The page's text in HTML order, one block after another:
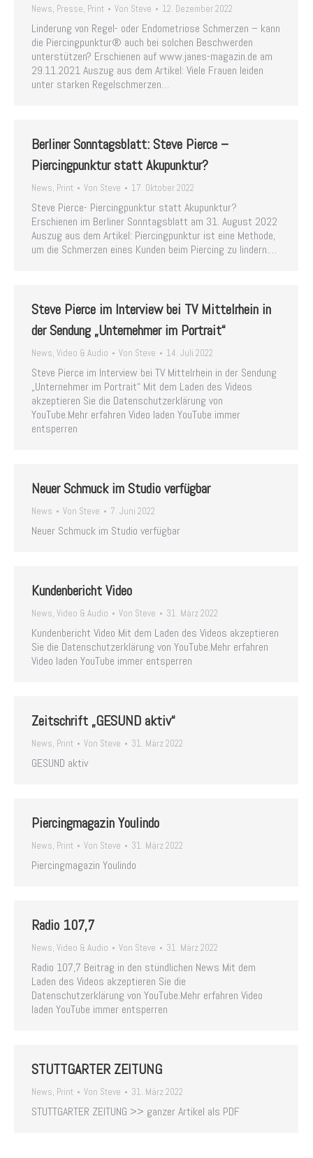
News, Presse, Print Von Steve 12. Dezember 2022
Linderung von Regel- oder Endometriose Schmerzen – kann
die Piercingpunktur® auch bei solchen Beschwerden
unterstützen? Erschienen auf www.janes-magazin.de am
29.11.2021 Auszug aus dem Artikel: Viele Frauen leiden
unter starken Regelschmerzen…
Berliner Sonntagsblatt: Steve Pierce –
Piercingpunktur statt Akupunktur?
News, Print Von Steve 17. Oktober 2022
Steve Pierce- Piercingpunktur statt Akupunktur?
Erschienen im Berliner Sonntagsblatt am 31. August 2022
Auszug aus dem Artikel: Piercingpunktur ist eine Methode,
um die Schmerzen eines Kunden beim Piercing zu lindern.…
Steve Pierce im Interview bei TV Mittelrhein in
der Sendung „Unternehmer im Portrait“
News, Video & Audio Von Steve 14. Juli 2022
Steve Pierce im Interview bei TV Mittelrhein in der Sendung
„Unternehmer im Portrait“ Mit dem Laden des Videos
akzeptieren Sie die Datenschutzerklärung von
YouTube.Mehr erfahren Video laden YouTube immer
entsperren
Neuer Schmuck im Studio verfügbar
News Von Steve 7. Juni 2022
Neuer Schmuck im Studio verfügbar
Kundenbericht Video
News, Video & Audio Von Steve 31. März 2022
Kundenbericht Video Mit dem Laden des Videos akzeptieren
Sie die Datenschutzerklärung von YouTube.Mehr erfahren
Video laden YouTube immer entsperren
Zeitschrift „GESUND aktiv“
News, Print Von Steve 31. März 2022
GESUND aktiv
Piercingmagazin Youlindo
News, Print Von Steve 31. März 2022
Piercingmagazin Youlindo
Radio 107,7
News, Video & Audio Von Steve 31. März 2022
Radio 107,7 Beitrag in den stündlichen News Mit dem
Laden des Videos akzeptieren Sie die
Datenschutzerklärung von YouTube.Mehr erfahren Video
laden YouTube immer entsperren
STUTTGARTER ZEITUNG
News, Print Von Steve 31. März 2022
STUTTGARTER ZEITUNG >> ganzer Artikel als PDF